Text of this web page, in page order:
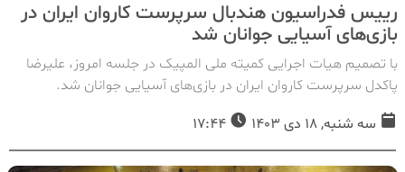
رییس فدراسیون هندبال سرپرست کاروان ایران در
بازی‌های آسیایی جوانان شد
با تصمیم هیات اجرایی کمیته ملی المپیک در جلسه امروز، علیرضا
پاکدل سرپرست کاروان ایران در بازی‌های آسیایی جوانان شد.
سه شنبه, 18 دی 1403